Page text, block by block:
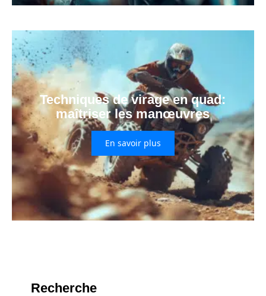
Techniques de virage en quad:
maîtriser les manœuvres
En savoir plus
Recherche